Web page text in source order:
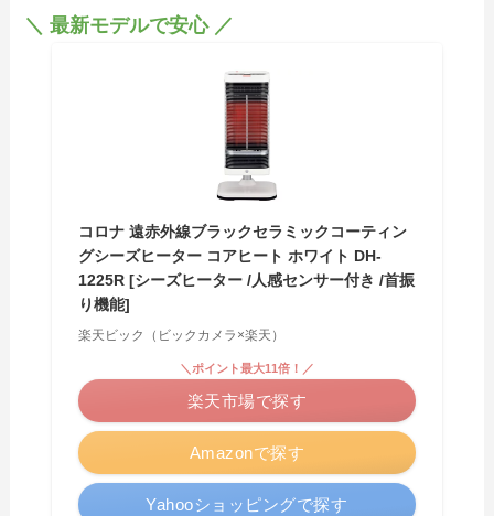
＼ 最新モデルで安心 ／
コロナ 遠赤外線ブラックセラミックコーティン
グシーズヒーター コアヒート ホワイト DH-
1225R [シーズヒーター /人感センサー付き /首振
り機能]
楽天ビック（ビックカメラ×楽天）
Amazonで探す
＼ポイント最大11倍！／
楽天市場で探す
Yahooショッピングで探す